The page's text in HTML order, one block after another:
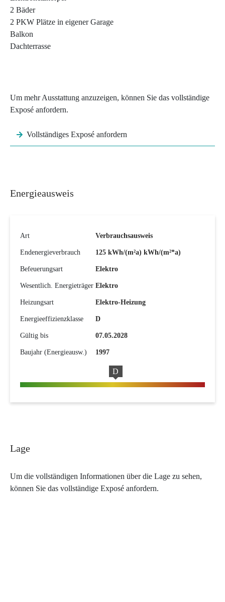
2 Bäder
2 PKW Plätze in eigener Garage
Balkon
Dachterrasse
Um mehr Ausstattung anzuzeigen, können Sie das vollständige
Exposé anfordern.
Vollständiges Exposé anfordern
Energieausweis
Art Verbrauchsausweis
Endenergieverbrauch 125 kWh/(m²a) kWh/(m²*a)
Befeuerungsart Elektro
Wesentlich. Energieträger Elektro
Heizungsart Elektro-Heizung
Energieeffizienzklasse D
Gültig bis 07.05.2028
Baujahr (Energieausw.) 1997
D
Lage
Um die vollständigen Informationen über die Lage zu sehen,
können Sie das vollständige Exposé anfordern.